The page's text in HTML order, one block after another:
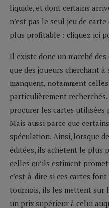
liquide, et dont certains
n’est pas le seul jeu de
plus profitable : cliquez ici
Il existe donc un marché des
que des joueurs cherchant
manquent, notamment
particulièrement
procurer les cartes utilisées
Mais aussi parce que
spéculation. Ainsi, lorsque
éditées, ils achètent le plus
celles qu’ils estiment
c’est-à-dire si ces cartes
tournois, ils les mettent sur
un prix supérieur à celui